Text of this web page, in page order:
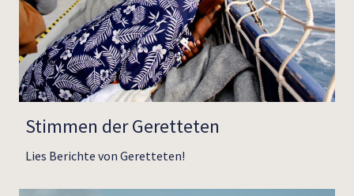
Stimmen der Geretteten
Lies Berichte von Geretteten!